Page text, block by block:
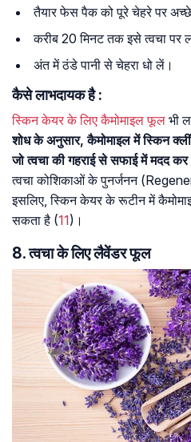
तैयार फेस पैक को पूरे चेहरे पर
करीब 20 मिनट तक इसे त्वचा पर
अंत में ठंडे पानी से चेहरा धो लें।
कैसे लाभदायक है :
स्किन केयर के लिए कैमोमाइल फूल भी
शोध के अनुसार, कैमोमाइल में स्किन
जो त्वचा की गहराई से सफाई में मदद
त्वचा कोशिकाओं के पुनर्जनन
इसलिए, स्किन केयर के रूटीन में
सकता है (11)।
8. त्वचा के लिए लैवेंडर फूल